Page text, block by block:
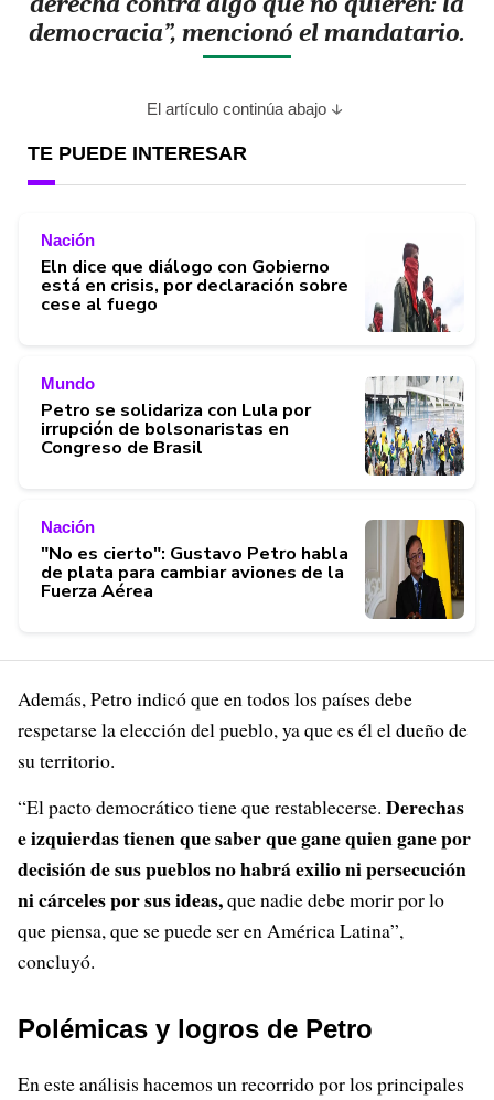
democracia”, mencionó el mandatario.
El artículo continúa abajo
TE PUEDE INTERESAR
Nación
Eln dice que diálogo con Gobierno
está en crisis, por declaración sobre
cese al fuego
Mundo
Petro se solidariza con Lula por
irrupción de bolsonaristas en
Congreso de Brasil
Nación
"No es cierto": Gustavo Petro habla
de plata para cambiar aviones de la
Fuerza Aérea
Además, Petro indicó que en todos los países debe
respetarse la elección del pueblo, ya que es él el dueño de
su territorio.
“El pacto democrático tiene que restablecerse. Derechas
e izquierdas tienen que saber que gane quien gane por
decisión de sus pueblos no habrá exilio ni persecución
ni cárceles por sus ideas,que nadie debe morir por lo
que piensa, que se puede ser en América Latina”,
concluyó.
Polémicas y logros de Petro
En este análisis hacemos un recorrido por los principales